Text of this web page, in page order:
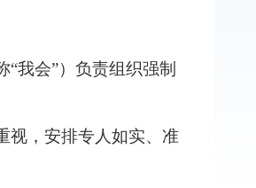
“我会”）负责组织强制
视，安排专人如实、准